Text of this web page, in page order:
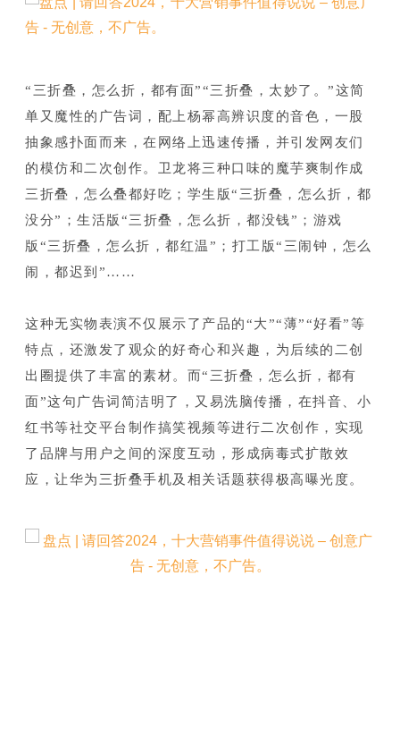
“三折叠，怎么折，都有面”“三折叠，太妙了。 ”这简
单又魔性的广告词，配上杨幂高辨识度的音色，一股
抽象感扑面而来，在网络上迅速传播，并引发网友们
的模仿和二次创作。 卫龙将三种口味的魔芋爽制作成
三折叠，怎么叠都好吃； 学生版“三折叠，怎么折，都
没分”； 生活版“三折叠，怎么折，都没钱”； 游戏
版“三折叠，怎么折，都红温”； 打工版“三闹钟，怎么
闹，都迟到”……
这种无实物表演不仅展示了产品的“大”“薄”“好看”等
特点，还激发了观众的好奇心和兴趣，为后续的二创
出圈提供了丰富的素材。而“三折叠，怎么折，都有
面”这句广告词简洁明了，又易洗脑传播，在抖音、小
红书等社交平台制作搞笑视频等进行二次创作，实现
了品牌与用户之间的深度互动，形成病毒式扩散效
应，让华为三折叠手机及相关话题获得极高曝光度。